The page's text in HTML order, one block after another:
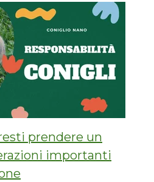
prendere un
importanti